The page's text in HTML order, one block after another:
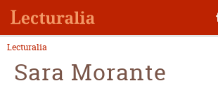
Lecturalia
Sara Morante